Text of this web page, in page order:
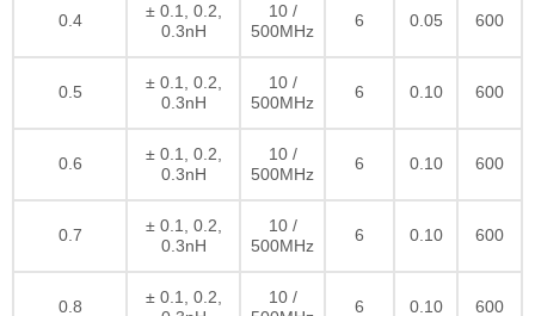
0.4
± 0.1, 0.2,
0.3nH
10 /
500MHz
6 0.05 600
0.5
± 0.1, 0.2,
0.3nH
10 /
500MHz
6 0.10 600
0.6
± 0.1, 0.2,
0.3nH
10 /
500MHz
6 0.10 600
0.7
± 0.1, 0.2,
0.3nH
10 /
500MHz
6 0.10 600
0.8
± 0.1, 0.2,
10 /
6 0.10 600